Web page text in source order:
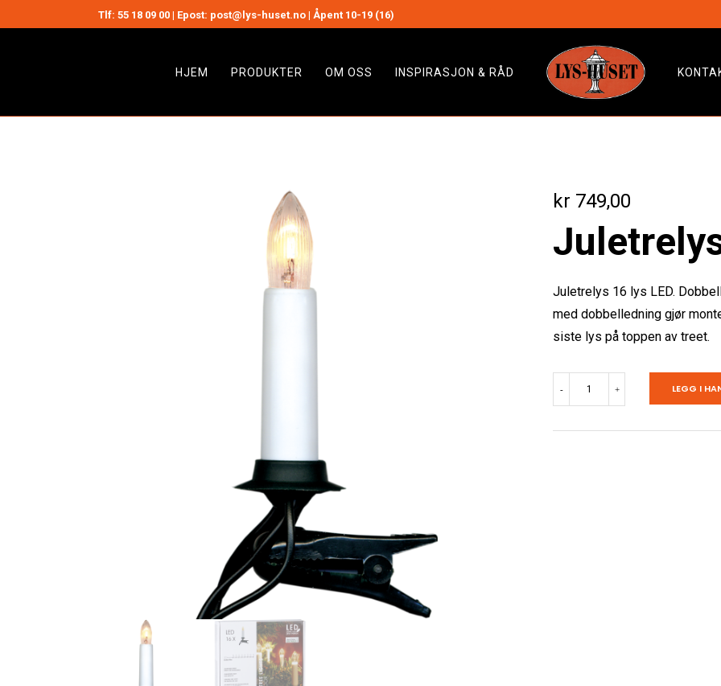
Tlf: 55 18 09 00 | Epost: post@lys-huset.no | Åpent 10-19 (16)
HJEM PRODUKTER OM OSS INSPIRASJON & RÅD
kr 749,00
Juletrelys 16 lys LED.
med dobbelledning gjør
siste lys på toppen av treet.
Juletrelys
16
LED
- + LEGG I